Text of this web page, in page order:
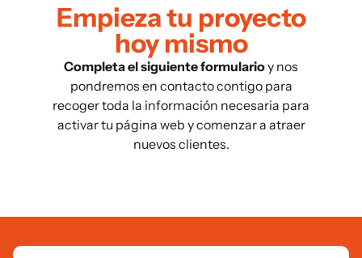
Empieza tu proyecto
hoy mismo
Completa el siguiente formularioy nos
pondremos en contacto contigo para
recoger toda la información necesaria para
activar tu página web y comenzar a atraer
nuevos clientes.